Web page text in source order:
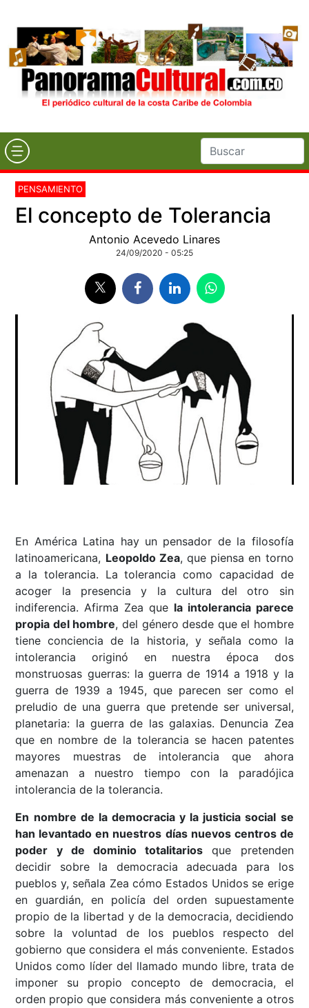
PENSAMIENTO
El concepto de Tolerancia
Antonio Acevedo Linares
24/09/2020 - 05:25
En América Latina hay un pensador de la filosofía
latinoamericana, Leopoldo Zea, que piensa en torno
a la tolerancia. La tolerancia como capacidad de
acoger la presencia y la cultura del otro sin
indiferencia. Afirma Zea que la intolerancia parece
propia del hombre, del género desde que el hombre
tiene conciencia de la historia, y señala como la
intolerancia originó en nuestra época dos
monstruosas guerras: la guerra de 1914 a 1918 y la
guerra de 1939 a 1945, que parecen ser como el
preludio de una guerra que pretende ser universal,
planetaria: la guerra de las galaxias. Denuncia Zea
que en nombre de la tolerancia se hacen patentes
mayores muestras de intolerancia que ahora
amenazan a nuestro tiempo con la paradójica
intolerancia de la tolerancia.
En nombre de la democracia y la justicia social se
han levantado en nuestros días nuevos centros de
poder y de dominio totalitarios que pretenden
decidir sobre la democracia adecuada para los
pueblos y, señala Zea cómo Estados Unidos se erige
en guardián, en policía del orden supuestamente
propio de la libertad y de la democracia, decidiendo
sobre la voluntad de los pueblos respecto del
gobierno que considera el más conveniente. Estados
Unidos como líder del llamado mundo libre, trata de
imponer su propio concepto de democracia, el
orden propio que considera más conveniente a otros